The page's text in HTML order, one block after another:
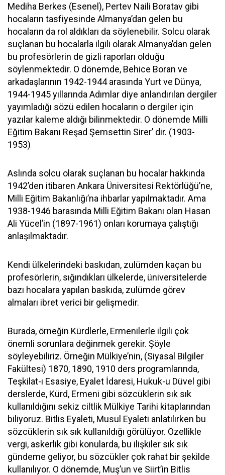
Mediha Berkes (Esenel), Pertev Naili Boratav gibi
hocaların tasfiyesinde Almanya’dan gelen bu
hocaların da rol aldıkları da söylenebilir. Solcu olarak
suçlanan bu hocalarla ilgili olarak Almanya’dan gelen
bu profesörlerin de gizli raporları olduğu
söylenmektedir. O dönemde, Behice Boran ve
arkadaşlarının 1942-1944 arasında Yurt ve Dünya,
1944-1945 yıllarında Adımlar diye anlandırılan dergiler
yayımladığı sözü edilen hocaların o dergiler için
yazılar kaleme aldığı bilinmektedir. O dönemde Milli
Eğitim Bakanı Reşad Şemsettin Sirer’ dir. (1903-
1953)
Aslında solcu olarak suçlanan bu hocalar hakkında
1942’den itibaren Ankara Üniversitesi Rektörlüğü’ne,
Milli Eğitim Bakanlığı’na ihbarlar yapılmaktadır. Ama
1938-1946 barasında Milli Eğitim Bakanı olan Hasan
Ali Yücel’in (1897-1961) onları korumaya çalıştığı
anlaşılmaktadır.
Kendi ülkelerindeki baskıdan, zulümden kaçan bu
profesörlerin, sığındıkları ülkelerde, üniversitelerde
bazı hocalara yapılan baskıda, zulümde görev
almaları ibret verici bir gelişmedir.
Burada, örneğin Kürdlerle, Ermenilerle ilgili çok
önemli sorunlara değinmek gerekir. Şöyle
söyleyebiliriz. Örneğin Mülkiye’nin, (Siyasal Bilgiler
Fakültesi) 1870, 1890, 1910 ders programlarında,
Teşkilat-ı Esasiye, Eyalet İdaresi, Hukuk-u Düvel gibi
derslerde, Kürd, Ermeni gibi sözcüklerin sık sık
kullanıldığını sekiz ciltlik Mülkiye Tarihi kitaplarından
biliyoruz. Bitlis Eyaleti, Musul Eyaleti anlatılırken bu
sözcüklerin sık sık kullanıldığı görülüyor. Özellikle
vergi, askerlik gibi konularda, bu ilişkiler sık sık
gündeme geliyor, bu sözcükler çok rahat bir şekilde
kullanılıyor. O dönemde, Muş’un ve Siirt’in Bitlis